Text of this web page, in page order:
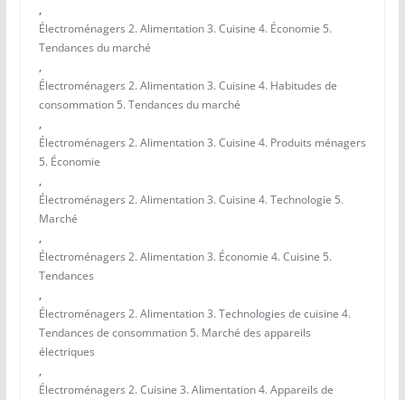
,
Électroménagers 2. Alimentation 3. Cuisine 4. Économie 5.
Tendances du marché
,
Électroménagers 2. Alimentation 3. Cuisine 4. Habitudes de
consommation 5. Tendances du marché
,
Électroménagers 2. Alimentation 3. Cuisine 4. Produits ménagers
5. Économie
,
Électroménagers 2. Alimentation 3. Cuisine 4. Technologie 5.
Marché
,
Électroménagers 2. Alimentation 3. Économie 4. Cuisine 5.
Tendances
,
Électroménagers 2. Alimentation 3. Technologies de cuisine 4.
Tendances de consommation 5. Marché des appareils
électriques
,
Électroménagers 2. Cuisine 3. Alimentation 4. Appareils de